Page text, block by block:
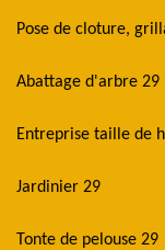
Pose de cloture,
Abattage d'arbre 29
Entreprise taille de
Jardinier 29
Tonte de pelouse 29